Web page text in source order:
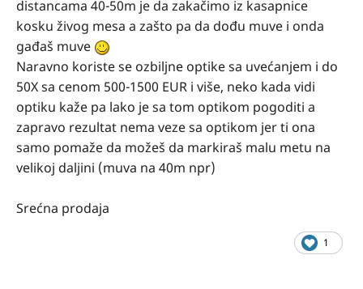
distancama 40-50m je da zakačimo iz kasapnice
kosku živog mesa a zašto pa da dođu muve i onda
gađaš muve
Naravno koriste se ozbiljne optike sa uvećanjem i do
50X sa cenom 500-1500 EUR i više, neko kada vidi
optiku kaže pa lako je sa tom optikom pogoditi a
zapravo rezultat nema veze sa optikom jer ti ona
samo pomaže da možeš da markiraš malu metu na
velikoj daljini (muva na 40m npr)
Srećna prodaja
1